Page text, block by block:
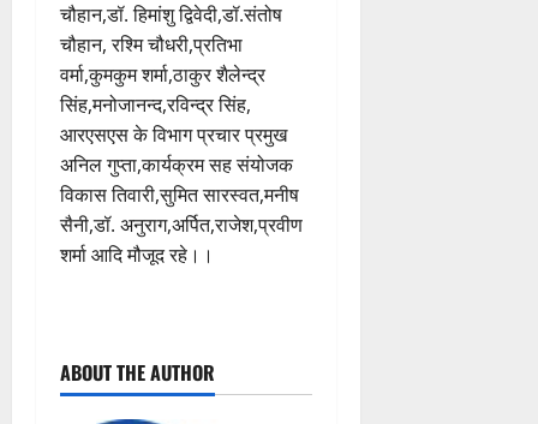
चौहान,डॉ. हिमांशु द्विवेदी,डॉ.संतोष
चौहान, रश्मि चौधरी,प्रतिभा
वर्मा,कुमकुम शर्मा,ठाकुर शैलेन्द्र
सिंह,मनोजानन्द,रविन्द्र सिंह,
आरएसएस के विभाग प्रचार प्रमुख
अनिल गुप्ता,कार्यक्रम सह संयोजक
विकास तिवारी,सुमित सारस्वत,मनीष
सैनी,डॉ. अनुराग,अर्पित,राजेश,प्रवीण
शर्मा आदि मौजूद रहे।।
o
ABOUT THE AUTHOR